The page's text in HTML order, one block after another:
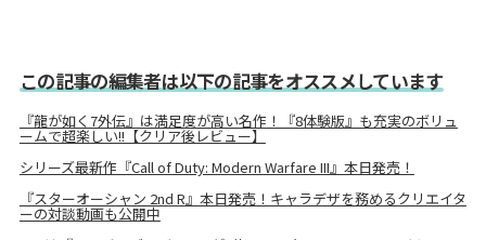
この記事の編集者は以下の記事をオススメしています
『龍が如く7外伝』は満足度が高い名作！『8体験版』も充実のボリュ
ームで超楽しい!!【クリア後レビュー】
シリーズ最新作『Call of Duty: Modern Warfare III』本日発売！
『スターオーシャン 2nd R』本日発売！キャラデザを務めるクリエイタ
ーの対談動画も公開中